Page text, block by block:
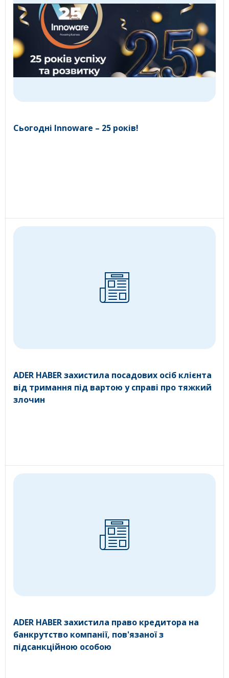
Сьогодні Innoware – 25 років!
ADER HABER захистила посадових осіб клієнта
від тримання під вартою у справі про тяжкий
злочин
ADER HABER захистила право кредитора на
банкрутство компанії, пов'язаної з
підсанкційною особою